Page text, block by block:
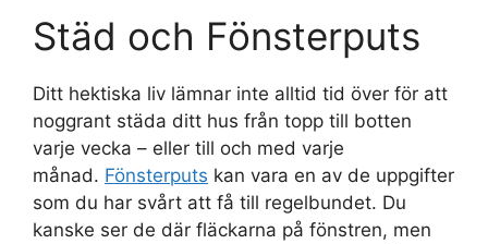
Städ och Fönsterputs
Ditt hektiska liv lämnar inte alltid tid över för att
noggrant städa ditt hus från topp till botten
varje vecka – eller till och med varje
månad. Fönsterputs kan vara en av de uppgifter
som du har svårt att få till regelbundet. Du
kanske ser de där fläckarna på fönstren, men